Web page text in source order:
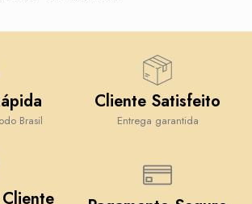
Brasil
Cliente Satisfeito
Entrega garantida